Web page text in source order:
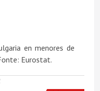
en menores de
Eurostat.